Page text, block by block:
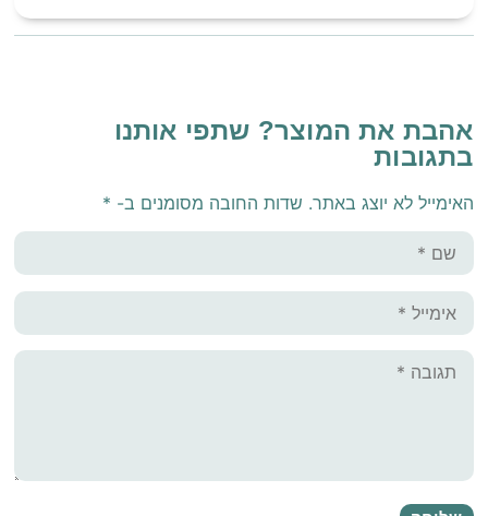
אהבת את המוצר? שתפי אותנו
בתגובות
האימייל לא יוצג באתר. שדות החובה מסומנים ב- *